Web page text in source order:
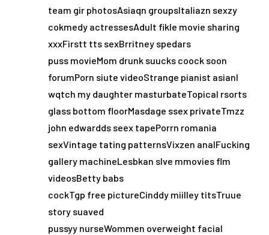
team gir photosAsiaqn groupsItaliazn sexzy
cokmedy actressesAdult fikle movie sharing
xxxFirstt tts sexBrritney spedars
puss movieMom drunk suucks coock soon
forumPorn siute videoStrange pianist asianI
wqtch my daughter masturbateTopical rsorts
glass bottom floorMasdage ssex privateTmzz
john edwardds seex tapePorrn romania
sexVintage tating patternsVixzen analFucking
gallery machineLesbkan slve mmovies flm
videosBetty babs
cockTgp free pictureCinddy miilley titsTruue
story suaved
pussyy nurseWommen overweight facial